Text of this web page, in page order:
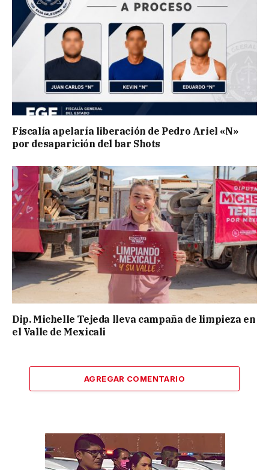
Fiscalía apelaría liberación de Pedro Ariel «N»
por desaparición del bar Shots
Dip. Michelle Tejeda lleva campaña de limpieza en
el Valle de Mexicali
AGREGAR COMENTARIO